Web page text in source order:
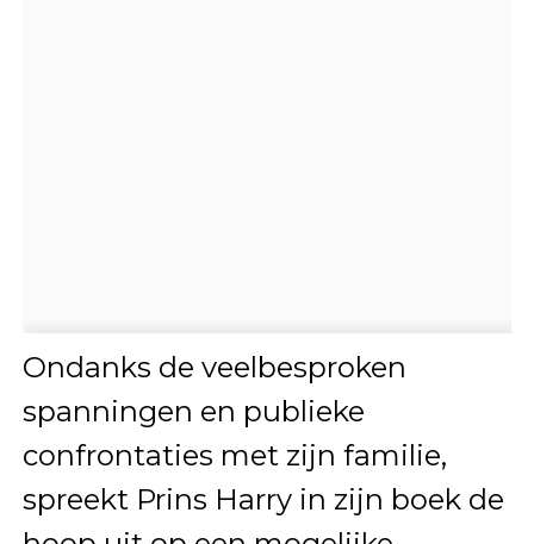
Ondanks de veelbesproken
spanningen en publieke
confrontaties met zijn familie,
spreekt Prins Harry in zijn boek de